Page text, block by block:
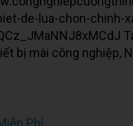
de-lua-chon-
bị mài công nghiệp,